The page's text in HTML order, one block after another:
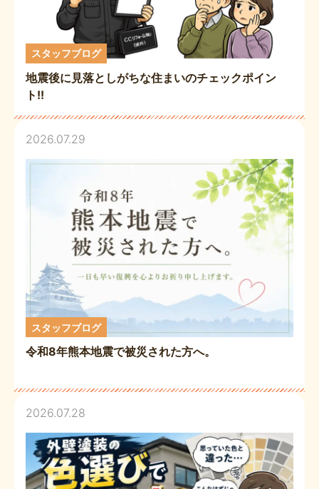
スタッフブログ
地震後に見落としがちな住まいのチェックポイン
ト!!
2026.07.29
スタッフブログ
令和8年熊本地震で被災された方へ。
2026.07.28